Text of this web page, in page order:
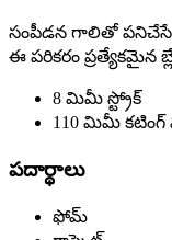
సంపీడన గాలితో పనిచేసే,
ఈ పరికరం ప్రత్యేకమైన
8 మిమీ స్ట్రోక్
110 మిమీ కటింగ్
పదార్థాలు
ఫోమ్